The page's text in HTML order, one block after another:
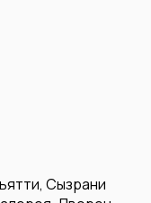
Сызрани